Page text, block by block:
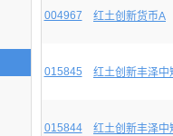
004967 红土创新货币A
015845 红土创新丰泽中
015844 红土创新丰泽中